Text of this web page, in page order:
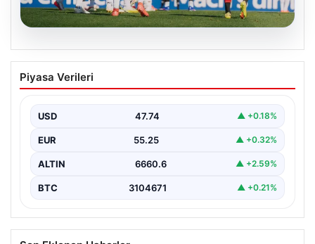
Frankfurt, Hull City’yi İki Golle Yendi
Alman kulübü Eintracht Frankfurt, hazırlık dönemi
Piyasa Verileri
USD 47.74 ▲ +0.18%
EUR 55.25 ▲ +0.32%
ALTIN 6660.6 ▲ +2.59%
BTC 3104671 ▲ +0.21%